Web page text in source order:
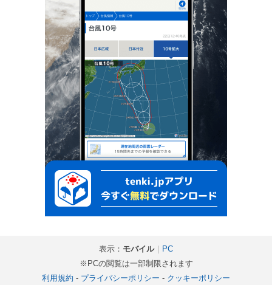
表示： モバイル｜ PC
※PCの閲覧は一部制限されます
利用規約 - プライバシーポリシー - クッキーポリシー